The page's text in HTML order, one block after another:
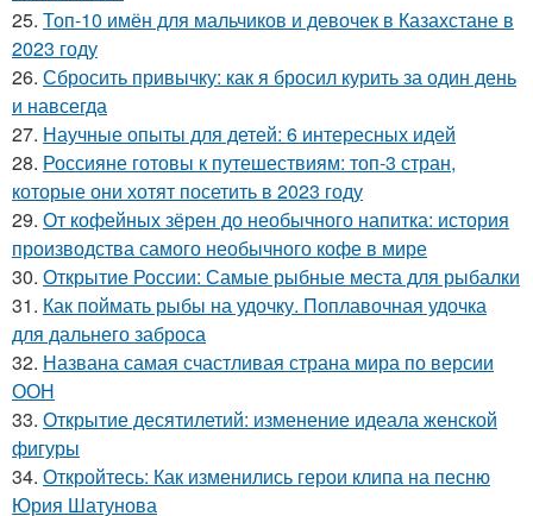
25. Топ-10 имён для мальчиков и девочек в Казахстане в
2023 году
26. Сбросить привычку: как я бросил курить за один день
и навсегда
27. Научные опыты для детей: 6 интересных идей
28. Россияне готовы к путешествиям: топ-3 стран,
которые они хотят посетить в 2023 году
29. От кофейных зёрен до необычного напитка: история
производства самого необычного кофе в мире
30. Открытие России: Самые рыбные места для рыбалки
31. Как поймать рыбы на удочку. Поплавочная удочка
для дальнего заброса
32. Названа самая счастливая страна мира по версии
ООН
33. Открытие десятилетий: изменение идеала женской
фигуры
34. Откройтесь: Как изменились герои клипа на песню
Юрия Шатунова